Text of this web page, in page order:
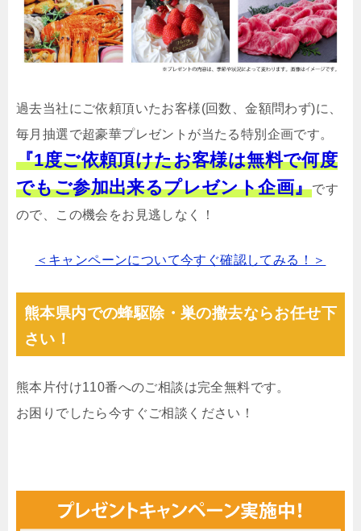
過去当社にご依頼頂いたお客様(回数、金額問わず)に、
毎月抽選で超豪華プレゼントが当たる特別企画です。
『1度ご依頼頂けたお客様は無料で何度
でもご参加出来るプレゼント企画』です
ので、この機会をお見逃しなく！
＜キャンペーンについて今すぐ確認してみる！＞
熊本県内での蜂駆除・巣の撤去ならお任せ下
さい！
熊本片付け110番へのご相談は完全無料です。
お困りでしたら今すぐご相談ください！